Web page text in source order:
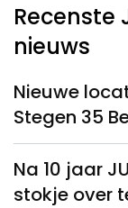
Recenste
nieuws
Nieuwe
Stegen 35
Na 10 jaar
stokje over